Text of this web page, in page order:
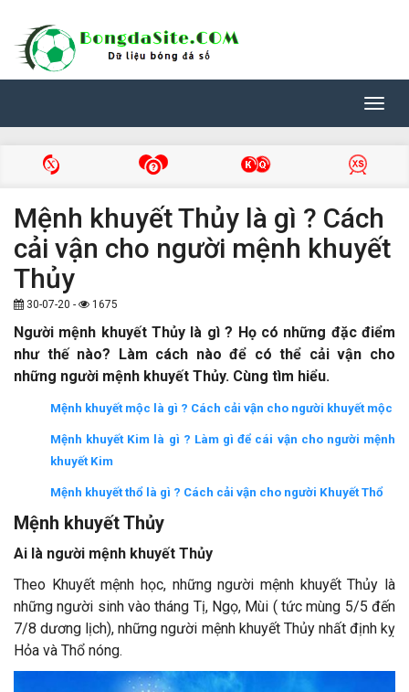
Mệnh khuyết Thủy là gì ? Cách
cải vận cho người mệnh khuyết
Thủy
30-07-20 - 1675
Người mệnh khuyết Thủy là gì ? Họ có những đặc điểm
như thế nào? Làm cách nào để có thể cải vận cho
những người mệnh khuyết Thủy. Cùng tìm hiểu.
Mệnh khuyết mộc là gì ? Cách cải vận cho người khuyết mộc
Mệnh khuyết Kim là gì ? Làm gì để cái vận cho người mệnh
khuyết Kim
Mệnh khuyết thổ là gì ? Cách cải vận cho người Khuyết Thổ
Mệnh khuyết Thủy
Ai là người mệnh khuyết Thủy
Theo Khuyết mệnh học, những người mệnh khuyết Thủy là
những người sinh vào tháng Tị, Ngọ, Mùi ( tức mùng 5/5 đến
7/8 dương lịch), những người mệnh khuyết Thủy nhất định kỵ
Hỏa và Thổ nóng.